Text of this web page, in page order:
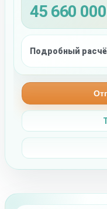
45 660
Подробный